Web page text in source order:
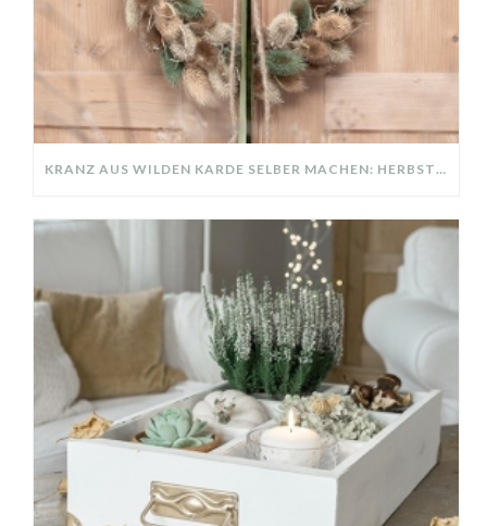
KRANZ AUS WILDEN KARDE SELBER MACHEN: HERBSTDEKO GANZ EINFACH